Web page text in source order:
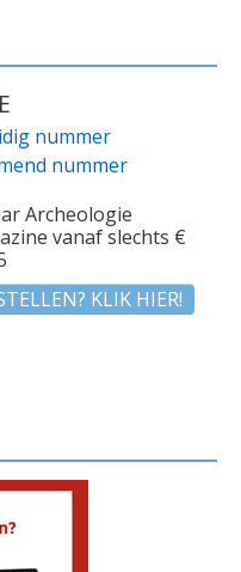
nummer
nummer
Archeologie
vanaf slechts €
KLIK HIER!